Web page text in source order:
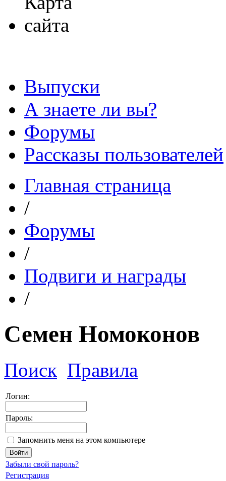
Выпуски
А знаете ли вы?
Форумы
Рассказы пользователей
Главная страница
/
Форумы
/
Подвиги и награды
/
Семен Номоконов
Поиск Правила
Логин:
Пароль:
Запомнить меня на этом компьютере
Забыли свой пароль?
Регистрация